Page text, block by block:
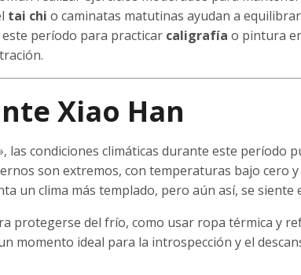
tai chi o caminatas matutinas ayudan a
período para practicar caligrafía o pintura
Xiao Han
las condiciones climáticas durante este período
son extremos, con temperaturas bajo cero
un clima más templado, pero aún así, se siente
protegerse del frío, como usar ropa térmica y
momento ideal para la introspección y el